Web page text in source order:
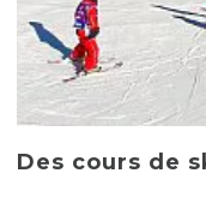
Des cours de